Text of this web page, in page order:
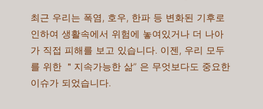
최근 우리는 폭염, 호우, 한파 등 변화된 기후로
인하여 생활속에서 위험에 놓여있거나 더 나아
가 직접 피해를 보고 있습니다. 이젠, 우리 모두
를 위한 ＂지속가능한 삶” 은 무엇보다도 중요한
이슈가 되었습니다.